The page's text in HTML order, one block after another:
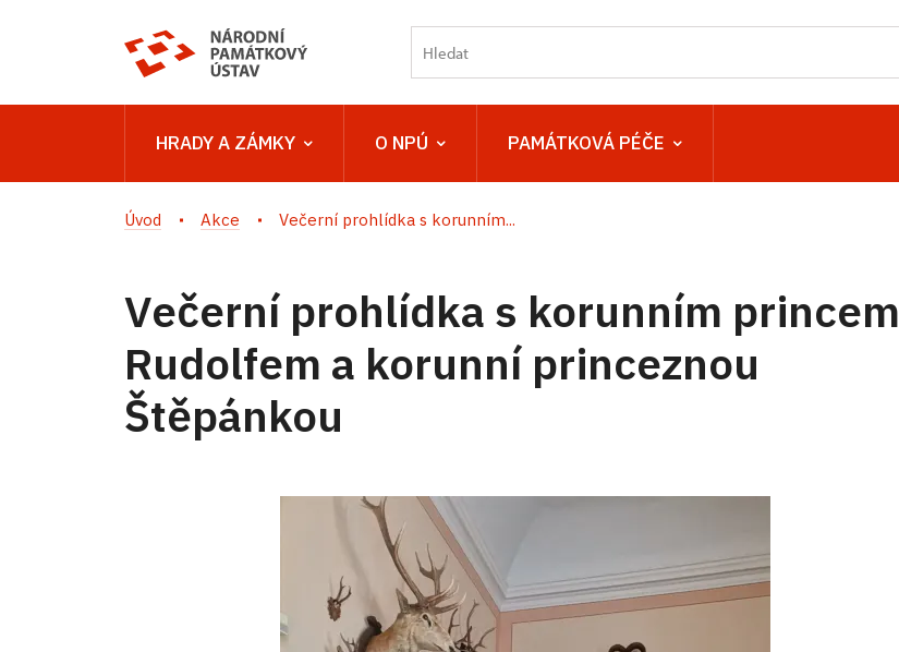
HRADY A ZÁMKY O NPÚ PAMÁTKOVÁ PÉČE
Úvod Akce Večerní prohlídka s korunním...
Večerní prohlídka s korunním princem
Rudolfem a korunní princeznou
Štěpánkou